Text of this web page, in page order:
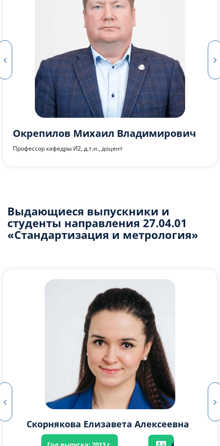
Кропачев Алексей Владимирович
Доцент кафедры И2, к.т.н., доцент
Выдающиеся выпускники и
студенты направления 27.04.01
«Стандартизация и метрология»
Михеев Владислав Александрович